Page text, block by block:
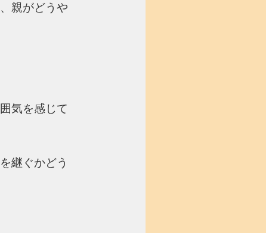
親がどうや
気を感じて
継ぐかどう